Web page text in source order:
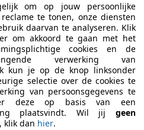
om op jouw persoonlijke
te tonen, onze diensten
daarvan te analyseren. Klik
om akkoord te gaan met het
cookies en de
verwerking van
kun je op de knop linksonder
selectie over de cookies te
van persoonsgegevens te
deze op basis van een
plaatsvindt. Wil jij geen
, klik dan hier.